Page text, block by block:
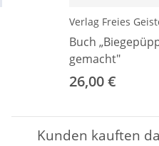
Verlag Freies
Buch
gemacht"
26,00 €
Kunden kauften